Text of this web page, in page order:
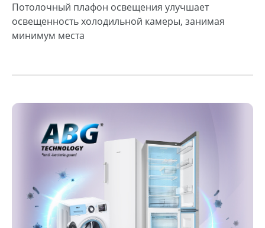
Потолочный плафон освещения улучшает
освещенность холодильной камеры, занимая
минимум места